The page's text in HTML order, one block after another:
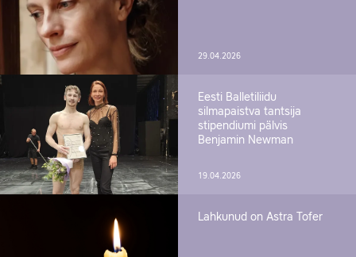
29.04.2026
Eesti Balletiliidu
silmapaistva tantsija
stipendiumi pälvis
Benjamin Newman
19.04.2026
Lahkunud on Astra Tofer